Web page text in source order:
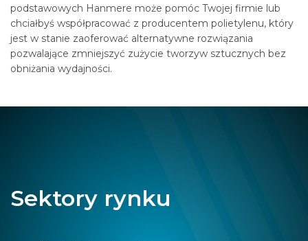
podstawowych Hanmere może pomóc Twojej firmie lub
chciałbyś współpracować z producentem polietylenu, który
jest w stanie zaoferować alternatywne rozwiązania
pozwalające zmniejszyć zużycie tworzyw sztucznych bez
obniżania wydajności.
Sektory rynku